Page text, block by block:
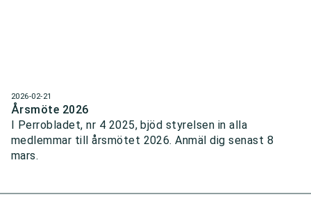
2026-02-21
Årsmöte 2026
I Perrobladet, nr 4 2025, bjöd styrelsen in alla
medlemmar till årsmötet 2026. Anmäl dig senast 8
mars.